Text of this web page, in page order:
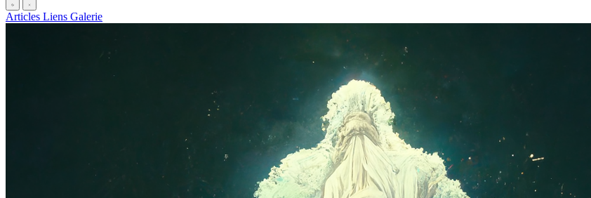
Articles Liens Galerie